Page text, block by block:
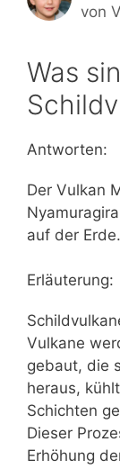
von
Was
Antworten:
Der Vulkan
auf der Erde.
Erläuterung:
Vulkane
gebaut, die
heraus,
Schichten
Dieser
Erhöhung